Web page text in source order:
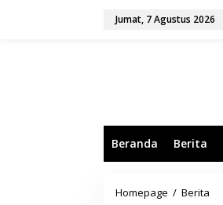
Jumat, 7 Agustus 2026
Beranda Berita
Homepage / Berita